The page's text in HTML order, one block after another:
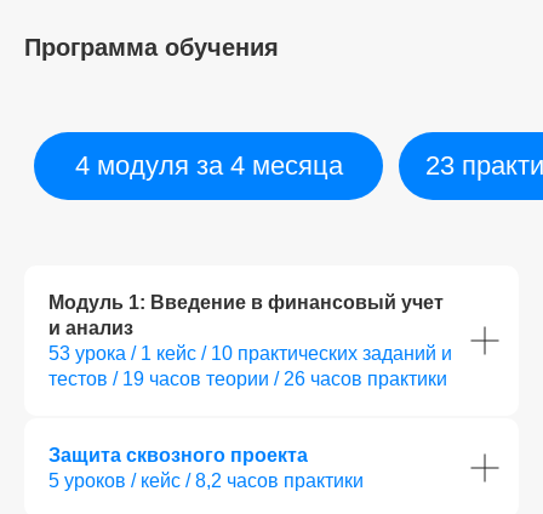
Программа обучения
Модуль 1: Введение в финансовый учет
и анализ
53 урока / 1 кейс / 10 практических заданий и
тестов / 19 часов теории / 26 часов практики
Защита сквозного проекта
5 уроков / кейс / 8,2 часов практики